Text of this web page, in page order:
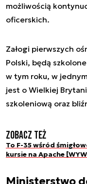
możliwością
oficerskich.
Załogi pierwszych
Polski, będą
w tym roku, w
jest o Wielkiej
szkoleniową oraz
Zobacz też
To F-35 wśród
kursie na Apache